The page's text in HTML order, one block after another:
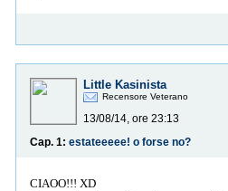
Little Kasinista
Recensore Veterano
13/08/14, ore 23:13
Cap. 1: estateeeee! o forse no?
CIAOO!!! XD